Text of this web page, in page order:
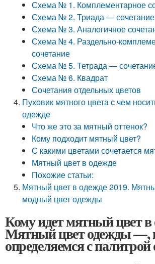
Схема № 1. Комплементарное
Схема № 2. Триада — сочетание
Схема № 3. Аналогичное
Схема № 4. Раздельно-
сочетание
Схема № 5. Тетрада —
Схема № 6. Квадрат
Сочетания отдельных цветов
Пуховик мятного цвета с чем
одежде
Что же это за мятный оттенок?
Кому подходит мятный цвет?
С какими цветами сочетается
Мятный цвет в одежде
Похожие статьи:
Мятный цвет в одежде 2019.
модный цвет одежды
Кому идет мятный цвет в
Мятный цвет одежды —,
определяемся с палитрой